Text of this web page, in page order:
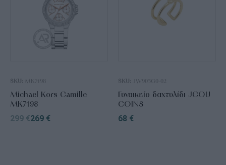
SKU: MK7198
Michael Kors Camille
MK7198
299 €269 €
SKU: JW905G0-02
Γυναικείο δαχτυλίδι JCOU
COINS
68 €